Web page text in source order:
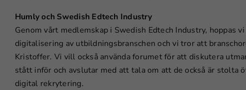
Humly och Swedish Edtech Industry
Genom vårt medlemskap i Swedish Edtech Industry, hoppas
digitalisering av utbildningsbranschen och vi tror att
Kristoffer. Vi vill också använda forumet för att diskutera
stått inför och avslutar med att tala om att de också är stolta
digital rekrytering.